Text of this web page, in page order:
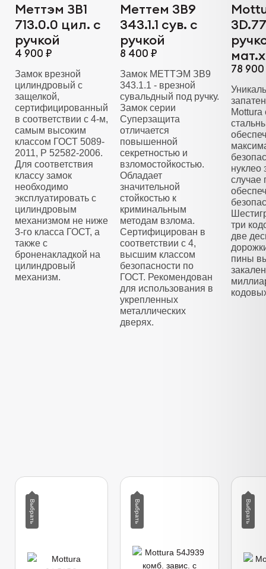
Меттэм ЗВ1
713.0.0 цил. с
ручкой
4 900 ₽
Замок врезной
цилиндровый с
защелкой,
сертифицированный
в соответствии с 4-м,
самым высоким
классом ГОСТ 5089-
2011, Р 52582-2006.
Для соответствия
классу замок
необходимо
эксплуатировать с
цилиндровым
механизмом не ниже
3-го класса ГОСТ, а
также с
броненакладкой на
цилиндровый
механизм.
Меттем 3В9
343.1.1 сув. с
ручкой
8 400 ₽
Замок МЕТТЭМ ЗВ9
343.1.1 - врезной
сувальдный под ручку.
Замок серии
Суперзащита
отличается
повышенной
секретностью и
взломостойкостью.
Обладает
значительной
стойкостью к
криминальным
методам взлома.
Сертифицирован в
соответствии с 4,
высшим классом
безопасности по
ГОСТ. Рекомендован
для использования в
укрепленных
металлических
дверях.
78 900
Mottura
нуклео
случае
три
две
пины